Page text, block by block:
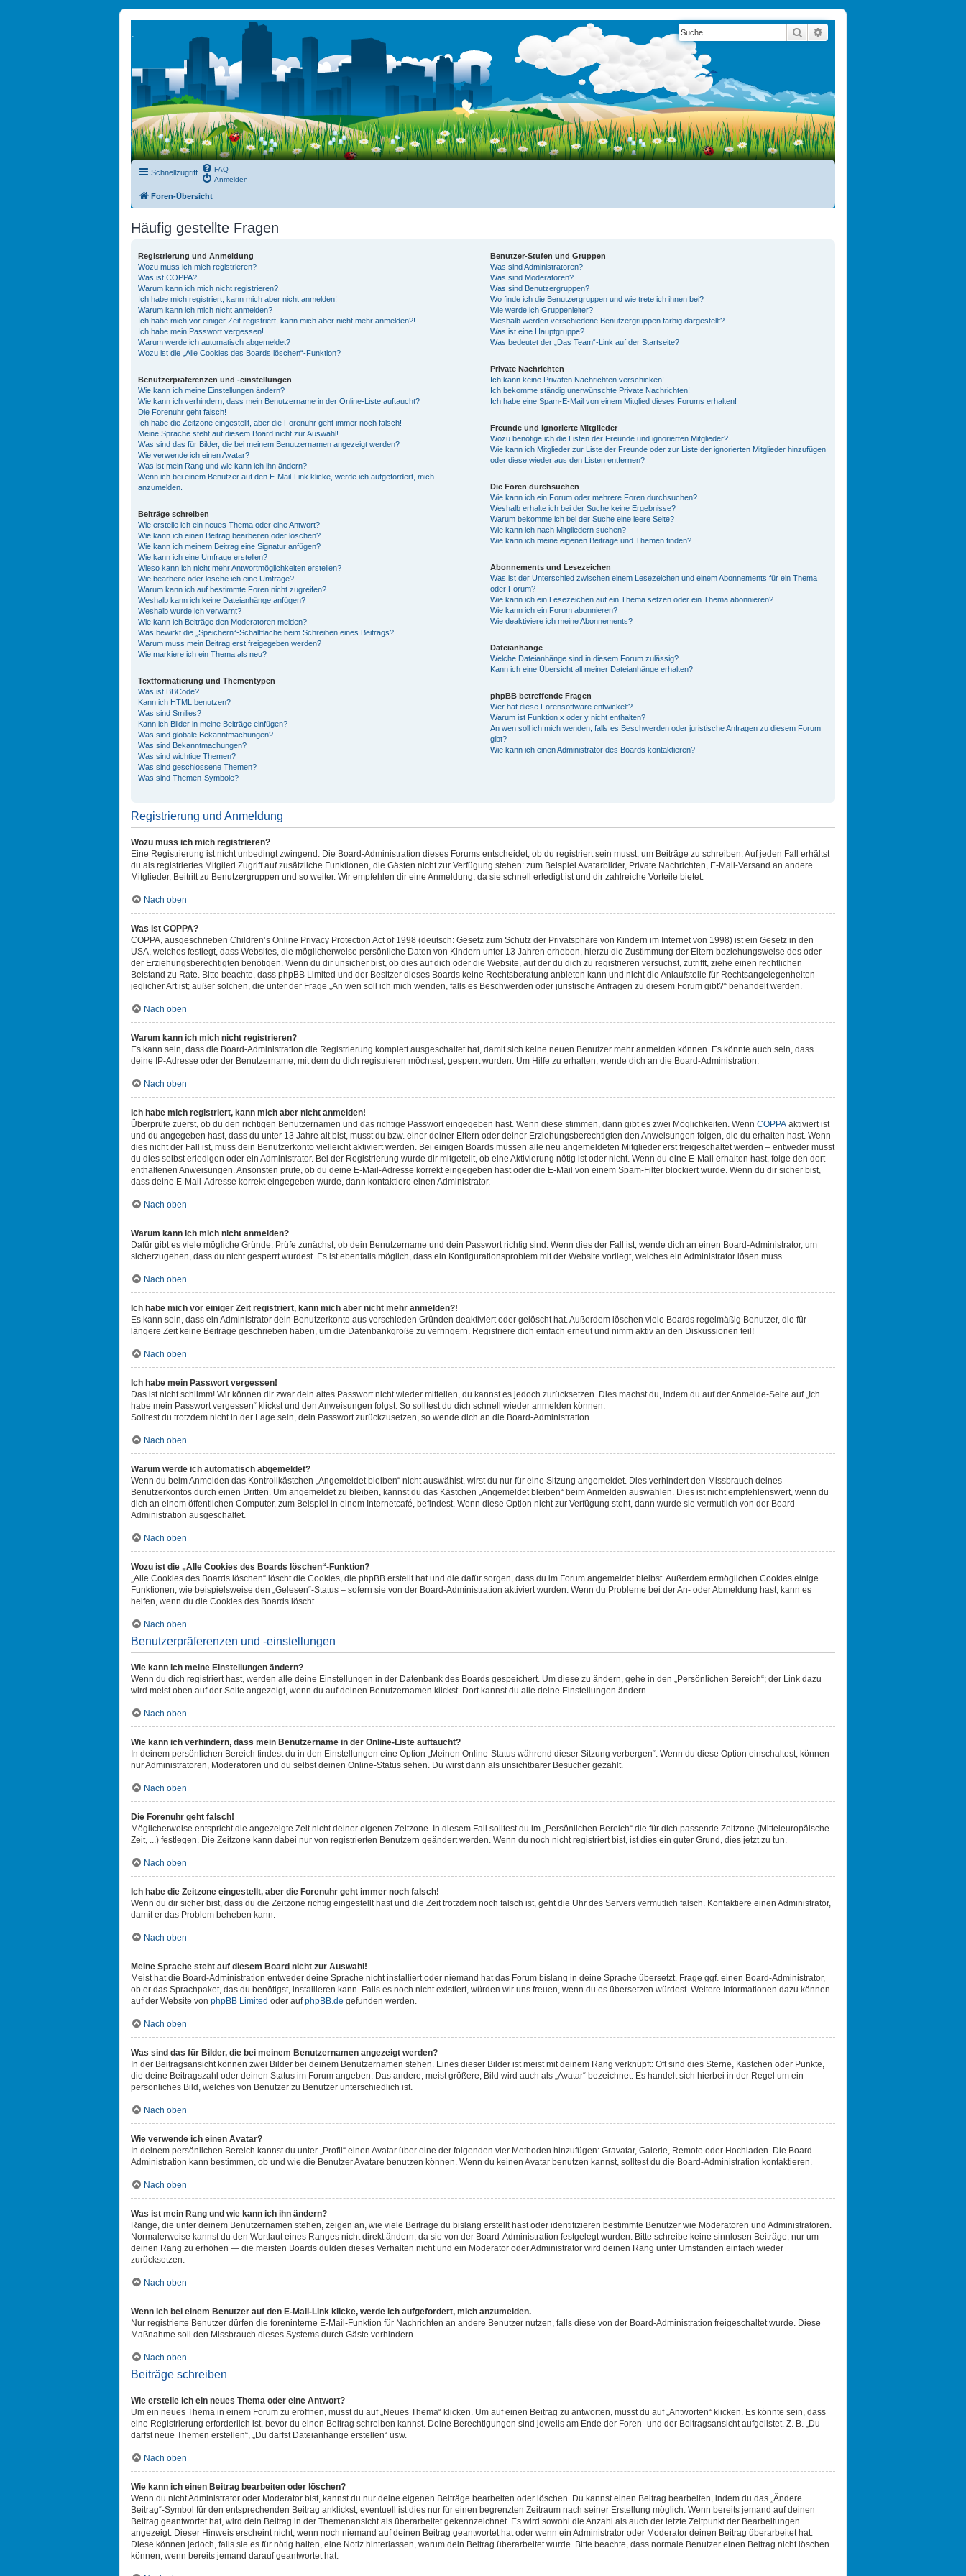
Suche
Schnellzugriff
FAQ
Anmelden
Foren-Übersicht
Häufig gestellte Fragen
Registrierung und Anmeldung
Wozu muss ich mich registrieren?
Was ist COPPA?
Warum kann ich mich nicht registrieren?
Ich habe mich registriert, kann mich aber nicht anmelden!
Warum kann ich mich nicht anmelden?
Ich habe mich vor einiger Zeit registriert, kann mich aber nicht mehr anmelden?!
Ich habe mein Passwort vergessen!
Warum werde ich automatisch abgemeldet?
Wozu ist die „Alle Cookies des Boards löschen“-Funktion?
Benutzerpräferenzen und -einstellungen
Wie kann ich meine Einstellungen ändern?
Wie kann ich verhindern, dass mein Benutzername in der Online-Liste auftaucht?
Die Forenuhr geht falsch!
Ich habe die Zeitzone eingestellt, aber die Forenuhr geht immer noch falsch!
Meine Sprache steht auf diesem Board nicht zur Auswahl!
Was sind das für Bilder, die bei meinem Benutzernamen angezeigt werden?
Wie verwende ich einen Avatar?
Was ist mein Rang und wie kann ich ihn ändern?
Wenn ich bei einem Benutzer auf den E-Mail-Link klicke, werde ich aufgefordert, mich
anzumelden.
Beiträge schreiben
Wie erstelle ich ein neues Thema oder eine Antwort?
Wie kann ich einen Beitrag bearbeiten oder löschen?
Wie kann ich meinem Beitrag eine Signatur anfügen?
Wie kann ich eine Umfrage erstellen?
Wieso kann ich nicht mehr Antwortmöglichkeiten erstellen?
Wie bearbeite oder lösche ich eine Umfrage?
Warum kann ich auf bestimmte Foren nicht zugreifen?
Weshalb kann ich keine Dateianhänge anfügen?
Weshalb wurde ich verwarnt?
Wie kann ich Beiträge den Moderatoren melden?
Was bewirkt die „Speichern“-Schaltfläche beim Schreiben eines Beitrags?
Warum muss mein Beitrag erst freigegeben werden?
Wie markiere ich ein Thema als neu?
Textformatierung und Thementypen
Was ist BBCode?
Kann ich HTML benutzen?
Was sind Smilies?
Kann ich Bilder in meine Beiträge einfügen?
Was sind globale Bekanntmachungen?
Was sind Bekanntmachungen?
Was sind wichtige Themen?
Was sind geschlossene Themen?
Was sind Themen-Symbole?
Benutzer-Stufen und Gruppen
Was sind Administratoren?
Was sind Moderatoren?
Was sind Benutzergruppen?
Wo finde ich die Benutzergruppen und wie trete ich ihnen bei?
Wie werde ich Gruppenleiter?
Weshalb werden verschiedene Benutzergruppen farbig dargestellt?
Was ist eine Hauptgruppe?
Was bedeutet der „Das Team“-Link auf der Startseite?
Private Nachrichten
Ich kann keine Privaten Nachrichten verschicken!
Ich bekomme ständig unerwünschte Private Nachrichten!
Ich habe eine Spam-E-Mail von einem Mitglied dieses Forums erhalten!
Freunde und ignorierte Mitglieder
Wozu benötige ich die Listen der Freunde und ignorierten Mitglieder?
Wie kann ich Mitglieder zur Liste der Freunde oder zur Liste der ignorierten Mitglieder hinzufügen
oder diese wieder aus den Listen entfernen?
Die Foren durchsuchen
Wie kann ich ein Forum oder mehrere Foren durchsuchen?
Weshalb erhalte ich bei der Suche keine Ergebnisse?
Warum bekomme ich bei der Suche eine leere Seite?
Wie kann ich nach Mitgliedern suchen?
Wie kann ich meine eigenen Beiträge und Themen finden?
Abonnements und Lesezeichen
Was ist der Unterschied zwischen einem Lesezeichen und einem Abonnements für ein Thema
oder Forum?
Wie kann ich ein Lesezeichen auf ein Thema setzen oder ein Thema abonnieren?
Wie kann ich ein Forum abonnieren?
Wie deaktiviere ich meine Abonnements?
Dateianhänge
Welche Dateianhänge sind in diesem Forum zulässig?
Kann ich eine Übersicht all meiner Dateianhänge erhalten?
phpBB betreffende Fragen
Wer hat diese Forensoftware entwickelt?
Warum ist Funktion x oder y nicht enthalten?
An wen soll ich mich wenden, falls es Beschwerden oder juristische Anfragen zu diesem Forum
gibt?
Wie kann ich einen Administrator des Boards kontaktieren?
Registrierung und Anmeldung
Wozu muss ich mich registrieren?
Eine Registrierung ist nicht unbedingt zwingend. Die Board-Administration dieses Forums entscheidet, ob du registriert sein musst, um Beiträge zu schreiben. Auf jeden Fall erhältst
du als registriertes Mitglied Zugriff auf zusätzliche Funktionen, die Gästen nicht zur Verfügung stehen: zum Beispiel Avatarbilder, Private Nachrichten, E-Mail-Versand an andere
Mitglieder, Beitritt zu Benutzergruppen und so weiter. Wir empfehlen dir eine Anmeldung, da sie schnell erledigt ist und dir zahlreiche Vorteile bietet.
Nach oben
Was ist COPPA?
COPPA, ausgeschrieben Children’s Online Privacy Protection Act of 1998 (deutsch: Gesetz zum Schutz der Privatsphäre von Kindern im Internet von 1998) ist ein Gesetz in den
USA, welches festlegt, dass Websites, die möglicherweise persönliche Daten von Kindern unter 13 Jahren erheben, hierzu die Zustimmung der Eltern beziehungsweise des oder
der Erziehungsberechtigten benötigen. Wenn du dir unsicher bist, ob dies auf dich oder die Website, auf der du dich zu registrieren versuchst, zutrifft, ziehe einen rechtlichen
Beistand zu Rate. Bitte beachte, dass phpBB Limited und der Besitzer dieses Boards keine Rechtsberatung anbieten kann und nicht die Anlaufstelle für Rechtsangelegenheiten
jeglicher Art ist; außer solchen, die unter der Frage „An wen soll ich mich wenden, falls es Beschwerden oder juristische Anfragen zu diesem Forum gibt?“ behandelt werden.
Nach oben
Warum kann ich mich nicht registrieren?
Es kann sein, dass die Board-Administration die Registrierung komplett ausgeschaltet hat, damit sich keine neuen Benutzer mehr anmelden können. Es könnte auch sein, dass
deine IP-Adresse oder der Benutzername, mit dem du dich registrieren möchtest, gesperrt wurden. Um Hilfe zu erhalten, wende dich an die Board-Administration.
Nach oben
Ich habe mich registriert, kann mich aber nicht anmelden!
Überprüfe zuerst, ob du den richtigen Benutzernamen und das richtige Passwort eingegeben hast. Wenn diese stimmen, dann gibt es zwei Möglichkeiten. Wenn COPPA aktiviert ist
und du angegeben hast, dass du unter 13 Jahre alt bist, musst du bzw. einer deiner Eltern oder deiner Erziehungsberechtigten den Anweisungen folgen, die du erhalten hast. Wenn
dies nicht der Fall ist, muss dein Benutzerkonto vielleicht aktiviert werden. Bei einigen Boards müssen alle neu angemeldeten Mitglieder erst freigeschaltet werden – entweder musst
du dies selbst erledigen oder ein Administrator. Bei der Registrierung wurde dir mitgeteilt, ob eine Aktivierung nötig ist oder nicht. Wenn du eine E-Mail erhalten hast, folge den dort
enthaltenen Anweisungen. Ansonsten prüfe, ob du deine E-Mail-Adresse korrekt eingegeben hast oder die E-Mail von einem Spam-Filter blockiert wurde. Wenn du dir sicher bist,
dass deine E-Mail-Adresse korrekt eingegeben wurde, dann kontaktiere einen Administrator.
Nach oben
Warum kann ich mich nicht anmelden?
Dafür gibt es viele mögliche Gründe. Prüfe zunächst, ob dein Benutzername und dein Passwort richtig sind. Wenn dies der Fall ist, wende dich an einen Board-Administrator, um
sicherzugehen, dass du nicht gesperrt wurdest. Es ist ebenfalls möglich, dass ein Konfigurationsproblem mit der Website vorliegt, welches ein Administrator lösen muss.
Nach oben
Ich habe mich vor einiger Zeit registriert, kann mich aber nicht mehr anmelden?!
Es kann sein, dass ein Administrator dein Benutzerkonto aus verschieden Gründen deaktiviert oder gelöscht hat. Außerdem löschen viele Boards regelmäßig Benutzer, die für
längere Zeit keine Beiträge geschrieben haben, um die Datenbankgröße zu verringern. Registriere dich einfach erneut und nimm aktiv an den Diskussionen teil!
Nach oben
Ich habe mein Passwort vergessen!
Das ist nicht schlimm! Wir können dir zwar dein altes Passwort nicht wieder mitteilen, du kannst es jedoch zurücksetzen. Dies machst du, indem du auf der Anmelde-Seite auf „Ich
habe mein Passwort vergessen“ klickst und den Anweisungen folgst. So solltest du dich schnell wieder anmelden können.
Solltest du trotzdem nicht in der Lage sein, dein Passwort zurückzusetzen, so wende dich an die Board-Administration.
Nach oben
Warum werde ich automatisch abgemeldet?
Wenn du beim Anmelden das Kontrollkästchen „Angemeldet bleiben“ nicht auswählst, wirst du nur für eine Sitzung angemeldet. Dies verhindert den Missbrauch deines
Benutzerkontos durch einen Dritten. Um angemeldet zu bleiben, kannst du das Kästchen „Angemeldet bleiben“ beim Anmelden auswählen. Dies ist nicht empfehlenswert, wenn du
dich an einem öffentlichen Computer, zum Beispiel in einem Internetcafé, befindest. Wenn diese Option nicht zur Verfügung steht, dann wurde sie vermutlich von der Board-
Administration ausgeschaltet.
Nach oben
Wozu ist die „Alle Cookies des Boards löschen“-Funktion?
„Alle Cookies des Boards löschen“ löscht die Cookies, die phpBB erstellt hat und die dafür sorgen, dass du im Forum angemeldet bleibst. Außerdem ermöglichen Cookies einige
Funktionen, wie beispielsweise den „Gelesen“-Status – sofern sie von der Board-Administration aktiviert wurden. Wenn du Probleme bei der An- oder Abmeldung hast, kann es
helfen, wenn du die Cookies des Boards löscht.
Nach oben
Benutzerpräferenzen und -einstellungen
Wie kann ich meine Einstellungen ändern?
Wenn du dich registriert hast, werden alle deine Einstellungen in der Datenbank des Boards gespeichert. Um diese zu ändern, gehe in den „Persönlichen Bereich“; der Link dazu
wird meist oben auf der Seite angezeigt, wenn du auf deinen Benutzernamen klickst. Dort kannst du alle deine Einstellungen ändern.
Nach oben
Wie kann ich verhindern, dass mein Benutzername in der Online-Liste auftaucht?
In deinem persönlichen Bereich findest du in den Einstellungen eine Option „Meinen Online-Status während dieser Sitzung verbergen“. Wenn du diese Option einschaltest, können
nur Administratoren, Moderatoren und du selbst deinen Online-Status sehen. Du wirst dann als unsichtbarer Besucher gezählt.
Nach oben
Die Forenuhr geht falsch!
Möglicherweise entspricht die angezeigte Zeit nicht deiner eigenen Zeitzone. In diesem Fall solltest du im „Persönlichen Bereich“ die für dich passende Zeitzone (Mitteleuropäische
Zeit, ...) festlegen. Die Zeitzone kann dabei nur von registrierten Benutzern geändert werden. Wenn du noch nicht registriert bist, ist dies ein guter Grund, dies jetzt zu tun.
Nach oben
Ich habe die Zeitzone eingestellt, aber die Forenuhr geht immer noch falsch!
Wenn du dir sicher bist, dass du die Zeitzone richtig eingestellt hast und die Zeit trotzdem noch falsch ist, geht die Uhr des Servers vermutlich falsch. Kontaktiere einen Administrator,
damit er das Problem beheben kann.
Nach oben
Meine Sprache steht auf diesem Board nicht zur Auswahl!
Meist hat die Board-Administration entweder deine Sprache nicht installiert oder niemand hat das Forum bislang in deine Sprache übersetzt. Frage ggf. einen Board-Administrator,
ob er das Sprachpaket, das du benötigst, installieren kann. Falls es noch nicht existiert, würden wir uns freuen, wenn du es übersetzen würdest. Weitere Informationen dazu können
auf der Website von phpBB Limited oder aufphpBB.de gefunden werden.
Nach oben
Was sind das für Bilder, die bei meinem Benutzernamen angezeigt werden?
In der Beitragsansicht können zwei Bilder bei deinem Benutzernamen stehen. Eines dieser Bilder ist meist mit deinem Rang verknüpft: Oft sind dies Sterne, Kästchen oder Punkte,
die deine Beitragszahl oder deinen Status im Forum angeben. Das andere, meist größere, Bild wird auch als „Avatar“ bezeichnet. Es handelt sich hierbei in der Regel um ein
persönliches Bild, welches von Benutzer zu Benutzer unterschiedlich ist.
Nach oben
Wie verwende ich einen Avatar?
In deinem persönlichen Bereich kannst du unter „Profil“ einen Avatar über eine der folgenden vier Methoden hinzufügen: Gravatar, Galerie, Remote oder Hochladen. Die Board-
Administration kann bestimmen, ob und wie die Benutzer Avatare benutzen können. Wenn du keinen Avatar benutzen kannst, solltest du die Board-Administration kontaktieren.
Nach oben
Was ist mein Rang und wie kann ich ihn ändern?
Ränge, die unter deinem Benutzernamen stehen, zeigen an, wie viele Beiträge du bislang erstellt hast oder identifizieren bestimmte Benutzer wie Moderatoren und Administratoren.
Normalerweise kannst du den Wortlaut eines Ranges nicht direkt ändern, da sie von der Board-Administration festgelegt wurden. Bitte schreibe keine sinnlosen Beiträge, nur um
deinen Rang zu erhöhen — die meisten Boards dulden dieses Verhalten nicht und ein Moderator oder Administrator wird deinen Rang unter Umständen einfach wieder
zurücksetzen.
Nach oben
Wenn ich bei einem Benutzer auf den E-Mail-Link klicke, werde ich aufgefordert, mich anzumelden.
Nur registrierte Benutzer dürfen die foreninterne E-Mail-Funktion für Nachrichten an andere Benutzer nutzen, falls diese von der Board-Administration freigeschaltet wurde. Diese
Maßnahme soll den Missbrauch dieses Systems durch Gäste verhindern.
Nach oben
Beiträge schreiben
Wie erstelle ich ein neues Thema oder eine Antwort?
Um ein neues Thema in einem Forum zu eröffnen, musst du auf „Neues Thema“ klicken. Um auf einen Beitrag zu antworten, musst du auf „Antworten“ klicken. Es könnte sein, dass
eine Registrierung erforderlich ist, bevor du einen Beitrag schreiben kannst. Deine Berechtigungen sind jeweils am Ende der Foren- und der Beitragsansicht aufgelistet. Z. B. „Du
darfst neue Themen erstellen“, „Du darfst Dateianhänge erstellen“ usw.
Nach oben
Wie kann ich einen Beitrag bearbeiten oder löschen?
Wenn du nicht Administrator oder Moderator bist, kannst du nur deine eigenen Beiträge bearbeiten oder löschen. Du kannst einen Beitrag bearbeiten, indem du das „Ändere
Beitrag“-Symbol für den entsprechenden Beitrag anklickst; eventuell ist dies nur für einen begrenzten Zeitraum nach seiner Erstellung möglich. Wenn bereits jemand auf deinen
Beitrag geantwortet hat, wird dein Beitrag in der Themenansicht als überarbeitet gekennzeichnet. Es wird sowohl die Anzahl als auch der letzte Zeitpunkt der Bearbeitungen
angezeigt. Dieser Hinweis erscheint nicht, wenn noch niemand auf deinen Beitrag geantwortet hat oder wenn ein Administrator oder Moderator deinen Beitrag überarbeitet hat.
Diese können jedoch, falls sie es für nötig halten, eine Notiz hinterlassen, warum dein Beitrag überarbeitet wurde. Bitte beachte, dass normale Benutzer einen Beitrag nicht löschen
können, wenn bereits jemand darauf geantwortet hat.